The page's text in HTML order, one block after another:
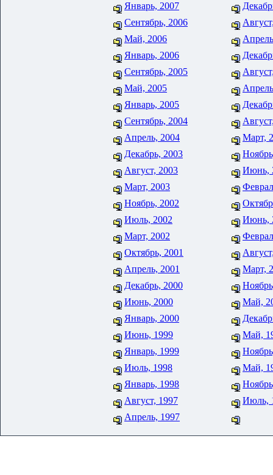
Январь, 2007
Сентябрь, 2006
Май, 2006
Январь, 2006
Сентябрь, 2005
Май, 2005
Январь, 2005
Сентябрь, 2004
Апрель, 2004
Март,
Декабрь, 2003
Август, 2003
Июнь,
Март, 2003
Ноябрь, 2002
Июль, 2002
Июнь,
Март, 2002
Октябрь, 2001
Апрель, 2001
Март,
Декабрь, 2000
Июнь, 2000
Май,
Январь, 2000
Июнь, 1999
Май,
Январь, 1999
Июль, 1998
Май,
Январь, 1998
Август, 1997
Июль,
Апрель, 1997